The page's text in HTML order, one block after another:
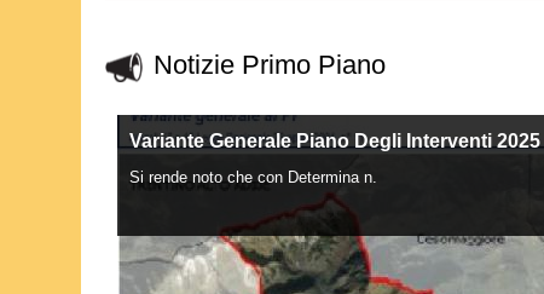
Notizie Primo Piano
Variante Generale Piano Degli Interventi 2025
Si rende noto che con Determina n.
VARIANTE VILLAPAIERA
Si informa che l'Amministrazione comunale sta p